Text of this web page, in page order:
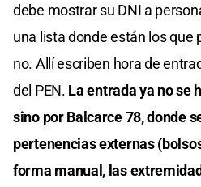
debe mostrar su DNI a
una lista donde están los que
no. Allí escriben hora de
del PEN. La entrada ya no se
sino por Balcarce 78, donde
pertenencias externas
forma manual, las